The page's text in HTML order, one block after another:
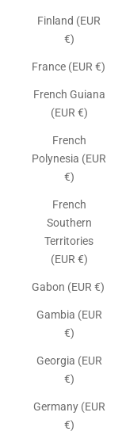
Finland (EUR
€)
France (EUR €)
French Guiana
(EUR €)
French
Polynesia (EUR
€)
French
Southern
Territories
(EUR €)
Gabon (EUR €)
Gambia (EUR
€)
Georgia (EUR
€)
Germany (EUR
€)